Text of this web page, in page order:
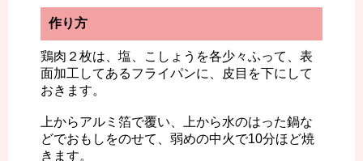
作り方
鶏肉２枚は、塩、こしょうを各少々ふって、表
面加工してあるフライパンに、皮目を下にして
おきます。
上からアルミ箔で覆い、上から水のはった鍋な
どでおもしをのせて、弱めの中火で10分ほど焼
きます。